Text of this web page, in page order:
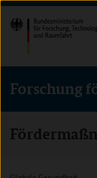
Direkt
zum
Inhalt
(Eingabetaste)
Direkt
zum
Hauptmenu
(Eingabetaste)
Direkt
zur
Suche
(Eingabetaste)
Forschung